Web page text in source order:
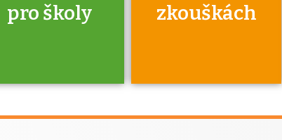
pro školy
Víte, že jako škola
zkouškách